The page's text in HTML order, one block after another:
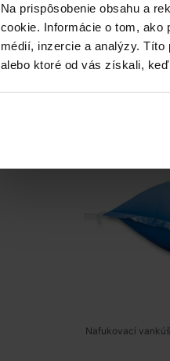
Na prispôsobenie obsahu a
cookie. Informácie o tom, ako
médií, inzercie a analýzy.
alebo ktoré od vás získali,
Nafukovací
Nafukovací